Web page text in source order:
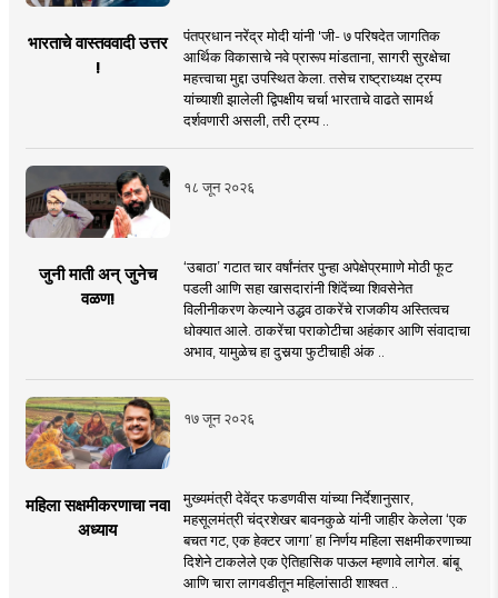
भारताचे वास्तववादी उत्तर
!
पंतप्रधान नरेंद्र मोदी यांनी 'जी- ७ परिषदेत जागतिक
आर्थिक विकासाचे नवे प्रारूप मांडताना, सागरी सुरक्षेचा
महत्त्वाचा मुद्दा उपस्थित केला. तसेच राष्ट्राध्यक्ष ट्रम्प
यांच्याशी झालेली द्विपक्षीय चर्चा भारताचे वाढते सामर्थ
दर्शवणारी असली, तरी ट्रम्प ..
१८ जून २०२६
जुनी माती अन् जुनेच
वळण!
‘उबाठा’ गटात चार वर्षांनंतर पुन्हा अपेक्षेप्रमााणे मोठी फूट
पडली आणि सहा खासदारांनी शिंदेंच्या शिवसेनेत
विलीनीकरण केल्याने उद्धव ठाकरेंचे राजकीय अस्तित्वच
धोक्यात आले. ठाकरेंचा पराकोटीचा अहंकार आणि संवादाचा
अभाव, यामुळेच हा दुसर्‍या फुटीचाही अंक ..
१७ जून २०२६
महिला सक्षमीकरणाचा नवा
अध्याय
मुख्यमंत्री देवेंद्र फडणवीस यांच्या निर्देशानुसार,
महसूलमंत्री चंद्रशेखर बावनकुळे यांनी जाहीर केलेला ‘एक
बचत गट, एक हेक्टर जागा’ हा निर्णय महिला सक्षमीकरणाच्या
दिशेने टाकलेले एक ऐतिहासिक पाऊल म्हणावे लागेल. बांबू
आणि चारा लागवडीतून महिलांसाठी शाश्वत ..